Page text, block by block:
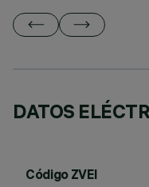
DATOS
Código ZVEI